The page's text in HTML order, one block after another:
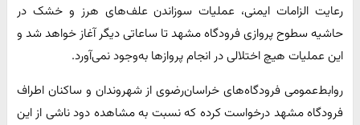
رعایت الزامات ایمنی، عملیات سوزاندن علف‌های هرز و خشک در
حاشیه سطوح پروازی فرودگاه مشهد تا ساعاتی دیگر آغاز خواهد شد و
این عملیات هیچ اختلالی در انجام پروازها به‌وجود نمی‌آورد.
روابط‌عمومی فرودگاه‌های خراسان‌رضوی از شهروندان و ساکنان اطراف
فرودگاه مشهد درخواست کرده که نسبت به مشاهده دود ناشی از این